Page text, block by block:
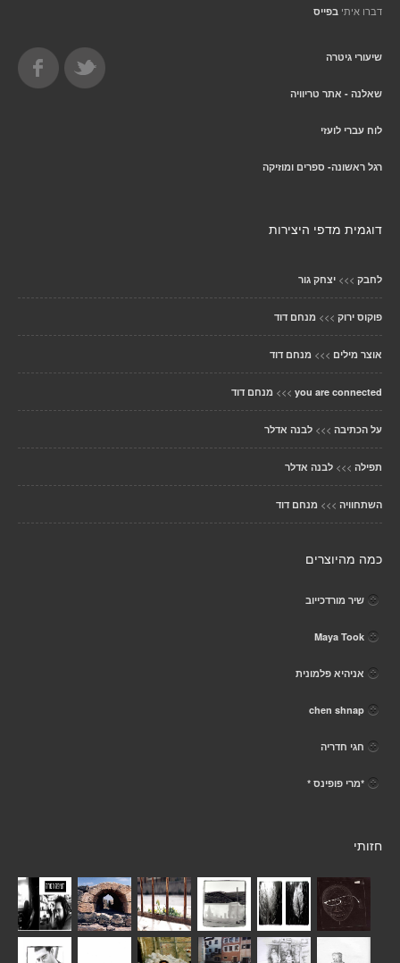
דברו איתי בפייס
שיעורי גיטרה
שאלנה - אתר טריוויה
לוח עברי לועזי
רגל ראשונה- ספרים ומוזיקה
דוגמית מדפי היצירות
לחבק >>> יצחק גור
פוקוס ירוק >>> מנחם דוד
אוצר מילים >>> מנחם דוד
you are connected
>>> מנחם דוד
על הכתיבה >>> לבנה אדלר
תפילה >>> לבנה אדלר
השתחוויה >>> מנחם דוד
כמה מהיוצרים
שיר מורדכייוב
Maya Took
אניהיא פלמונית
chen shnap
חגי חדריה
*מרי פופינס *
חזותי